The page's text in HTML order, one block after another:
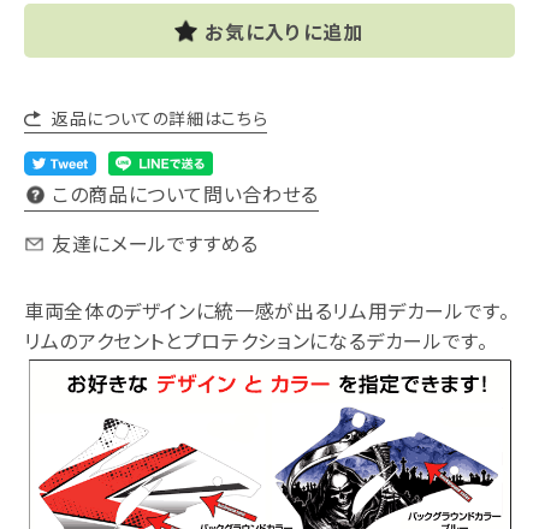
お気に入りに追加
返品についての詳細はこちら
この商品について問い合わせる
友達にメールですすめる
車両全体のデザインに統一感が出るリム用デカールです。
リムのアクセントとプロテクションになるデカールです。